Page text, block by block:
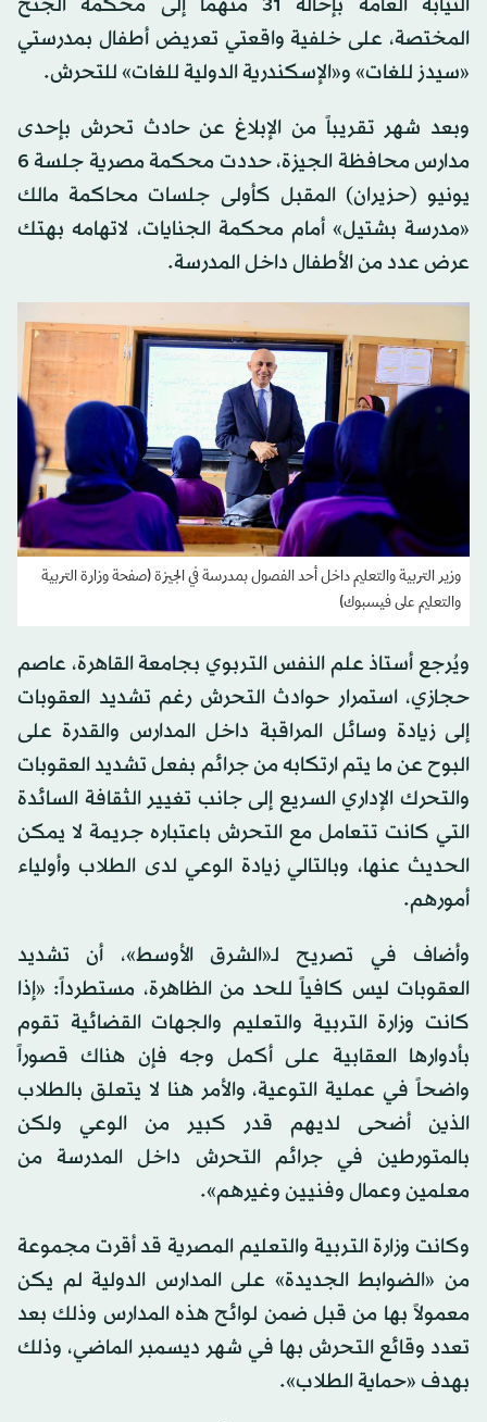
النيابة العامة بإحالة 31 متهماً إلى محكمة الجنح
المختصة، على خلفية واقعتي تعريض أطفال بمدرستي
«سيدز للغات» و«الإسكندرية الدولية للغات» للتحرش.
وبعد شهر تقريباً من الإبلاغ عن حادث تحرش بإحدى
مدارس محافظة الجيزة، حددت محكمة مصرية جلسة 6
يونيو (حزيران) المقبل كأولى جلسات محاكمة مالك
«مدرسة بشتيل» أمام محكمة الجنايات، لاتهامه بهتك
عرض عدد من الأطفال داخل المدرسة.
وزير التربية والتعليم داخل أحد الفصول بمدرسة في الجيزة (صفحة وزارة التربية
والتعليم على فيسبوك)
ويُرجع أستاذ علم النفس التربوي بجامعة القاهرة، عاصم
حجازي، استمرار حوادث التحرش رغم تشديد العقوبات
إلى زيادة وسائل المراقبة داخل المدارس والقدرة على
البوح عن ما يتم ارتكابه من جرائم بفعل تشديد العقوبات
والتحرك الإداري السريع إلى جانب تغيير الثقافة السائدة
التي كانت تتعامل مع التحرش باعتباره جريمة لا يمكن
الحديث عنها، وبالتالي زيادة الوعي لدى الطلاب وأولياء
أمورهم.
وأضاف في تصريح لـ«الشرق الأوسط»، أن تشديد
العقوبات ليس كافياً للحد من الظاهرة، مستطرداً: «إذا
كانت وزارة التربية والتعليم والجهات القضائية تقوم
بأدوارها العقابية على أكمل وجه فإن هناك قصوراً
واضحاً في عملية التوعية، والأمر هنا لا يتعلق بالطلاب
الذين أضحى لديهم قدر كبير من الوعي ولكن
بالمتورطين في جرائم التحرش داخل المدرسة من
معلمين وعمال وفنيين وغيرهم».
وكانت وزارة التربية والتعليم المصرية قد أقرت مجموعة
من «الضوابط الجديدة» على المدارس الدولية لم يكن
معمولاً بها من قبل ضمن لوائح هذه المدارس وذلك بعد
تعدد وقائع التحرش بها في شهر ديسمبر الماضي، وذلك
بهدف «حماية الطلاب».